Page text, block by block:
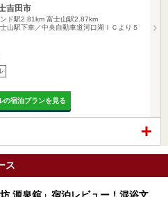
吉田市
ド駅2.81km 富士山駅2.87km
山駅下車／中央自動車道河口湖ＩＣより５
の宿泊プランを見る
ス
源泉舘」宿泊レビュー！混浴文